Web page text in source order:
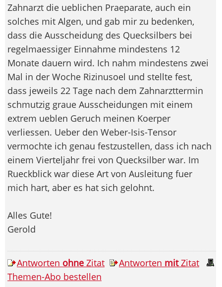
Zahnarzt die ueblichen Praeparate, auch ein
solches mit Algen, und gab mir zu bedenken,
dass die Ausscheidung des Quecksilbers bei
regelmaessiger Einnahme mindestens 12
Monate dauern wird. Ich nahm mindestens zwei
Mal in der Woche Rizinusoel und stellte fest,
dass jeweils 22 Tage nach dem Zahnarzttermin
schmutzig graue Ausscheidungen mit einem
extrem ueblen Geruch meinen Koerper
verliessen. Ueber den Weber-Isis-Tensor
vermochte ich genau festzustellen, dass ich nach
einem Vierteljahr frei von Quecksilber war. Im
Rueckblick war diese Art von Ausleitung fuer
mich hart, aber es hat sich gelohnt.
Alles Gute!
Gerold
Antworten ohne Zitat Antworten mitZitat
Themen-Abo bestellen